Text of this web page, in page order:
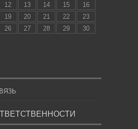
12 13 14 15
16
19 20 21 22
23
26 27 28 29
30